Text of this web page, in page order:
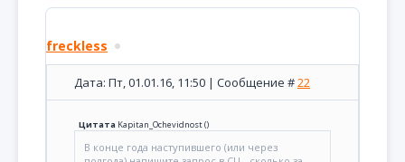
freckless
Дата: Пт, 01.01.16, 11:50 | Сообщение #22
Цитата Kapitan_Ochevidnost()
В конце года наступившего (или через